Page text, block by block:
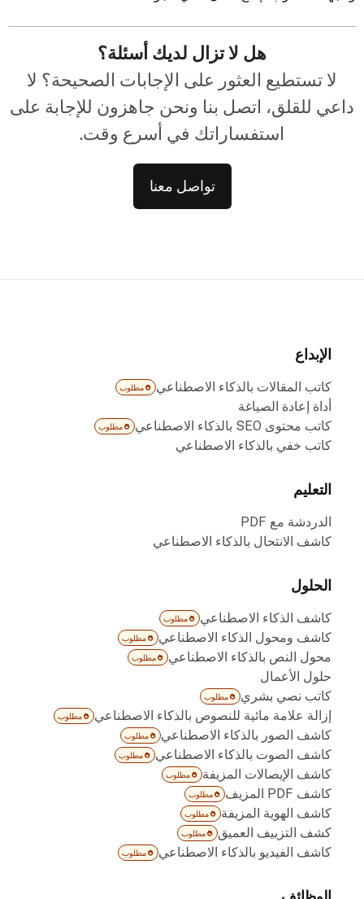
هل لا تزال لديك أسئلة؟
لا تستطيع العثور على الإجابات الصحيحة؟ لا
داعي للقلق، اتصل بنا ونحن جاهزون للإجابة على
استفساراتك في أسرع وقت.
تواصل معنا
الإبداع
كاتب المقالات بالذكاء الاصطناعي مطلوب
أداة إعادة الصياغة
كاتب محتوى SEO بالذكاء الاصطناعي
مطلوب
كاتب خفي بالذكاء الاصطناعي
التعليم
الدردشة مع PDF
كاشف الانتحال بالذكاء الاصطناعي
الحلول
كاشف الذكاء الاصطناعي مطلوب
كاشف ومحول الذكاء الاصطناعي مطلوب
محول النص بالذكاء الاصطناعي مطلوب
حلول الأعمال
كاتب نصي بشري
مطلوب
إزالة علامة مائية للنصوص بالذكاء الاصطناعي مطلوب
كاشف الصور بالذكاء الاصطناعي مطلوب
كاشف الصوت بالذكاء الاصطناعي مطلوب
كاشف الإيصالات المزيفة مطلوب
كاشف PDF المزيف مطلوب
كاشف الهوية المزيفة مطلوب
كشف التزييف العميق مطلوب
كاشف الفيديو بالذكاء الاصطناعي مطلوب